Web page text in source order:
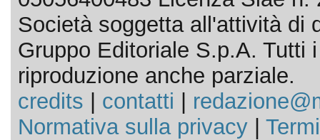
Società soggetta all'attività di
Gruppo Editoriale S.p.A. Tutti
riproduzione anche parziale.
credits
contatti
Normativa sulla privacy|